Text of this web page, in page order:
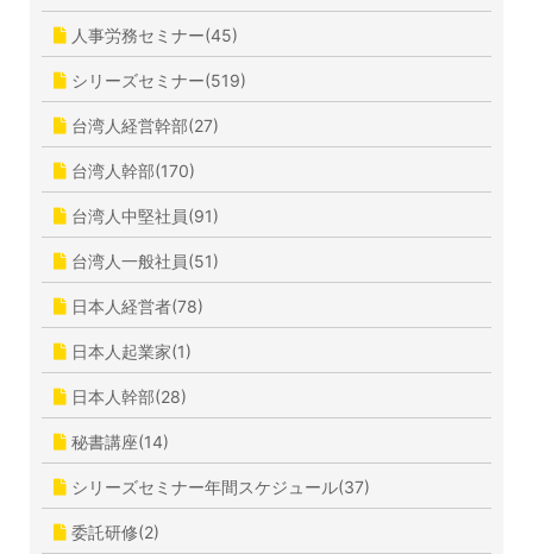
人事労務セミナー(45)
シリーズセミナー(519)
台湾人経営幹部(27)
台湾人幹部(170)
台湾人中堅社員(91)
台湾人一般社員(51)
日本人経営者(78)
日本人起業家(1)
日本人幹部(28)
秘書講座(14)
シリーズセミナー年間スケジュール(37)
委託研修(2)